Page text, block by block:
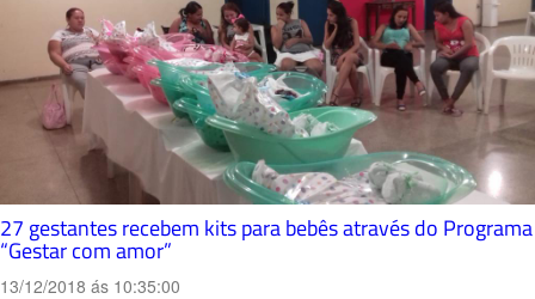
27 gestantes recebem kits para bebês através do Programa
“Gestar com amor”
13/12/2018 ás 10:35:00